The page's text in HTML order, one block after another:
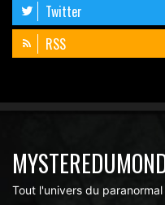
Twitter
RSS
Tout l'univers du paranormal